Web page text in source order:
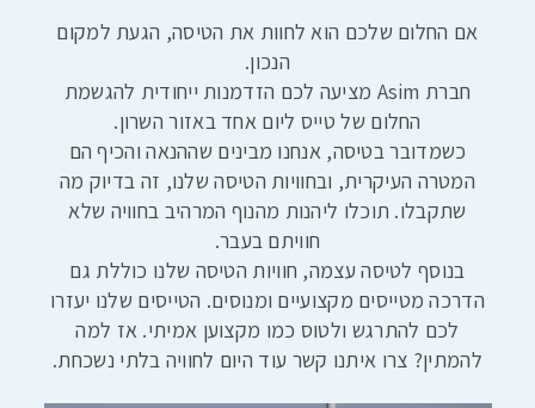
אם החלום שלכם הוא לחוות את הטיסה, הגעת למקום
הנכון.
חברת Asim מציעה לכם הזדמנות ייחודית להגשמת
החלום של טייס ליום אחד באזור השרון.
כשמדובר בטיסה, אנחנו מבינים שההנאה והכיף הם
המטרה העיקרית, ובחוויות הטיסה שלנו, זה בדיוק מה
שתקבלו. תוכלו ליהנות מהנוף המרהיב בחוויה שלא
חוויתם בעבר.
בנוסף לטיסה עצמה, חוויות הטיסה שלנו כוללת גם
הדרכה מטייסים מקצועיים ומנוסים. הטייסים שלנו יעזרו
לכם להתרגש ולטוס כמו מקצוען אמיתי. אז למה
להמתין? צרו איתנו קשר עוד היום לחוויה בלתי נשכחת.